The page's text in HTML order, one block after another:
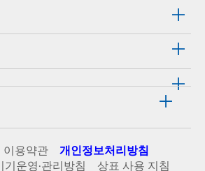
이용약관
개인정보처리방침
운영·관리방침
상표 사용 지침